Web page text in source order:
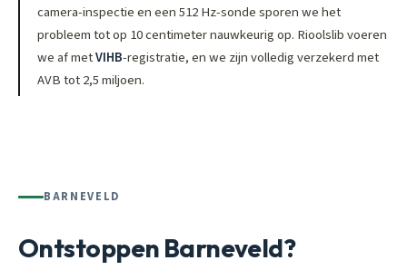
camera-inspectie en een 512 Hz-sonde sporen we het
probleem tot op 10 centimeter nauwkeurig op. Rioolslib voeren
we af metVIHB-registratie, en we zijn volledig verzekerd met
AVB tot 2,5 miljoen.
BARNEVELD
Ontstoppen Barneveld?